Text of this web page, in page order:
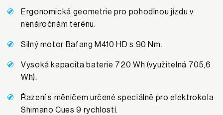
Ergonomická geometrie pro pohodlnou jízdu v
nenáročnám terénu.
Silný motor Bafang M410 HD s 90 Nm.
Vysoká kapacita baterie 720 Wh (využitelná 705,6
Wh).
Řazení s měničem určené speciálně pro elektrokola
Shimano Cues 9 rychlostí.